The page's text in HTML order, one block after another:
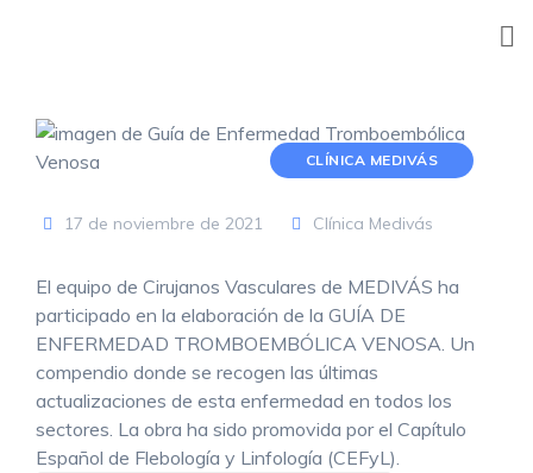
CLÍNICA MEDIVÁS
17 de noviembre de 2021 Clínica Medivás
El equipo de Cirujanos Vasculares de MEDIVÁS ha
participado en la elaboración de la GUÍA DE
ENFERMEDAD TROMBOEMBÓLICA VENOSA. Un
compendio donde se recogen las últimas
actualizaciones de esta enfermedad en todos los
sectores. La obra ha sido promovida por el Capítulo
Español de Flebología y Linfología (CEFyL).